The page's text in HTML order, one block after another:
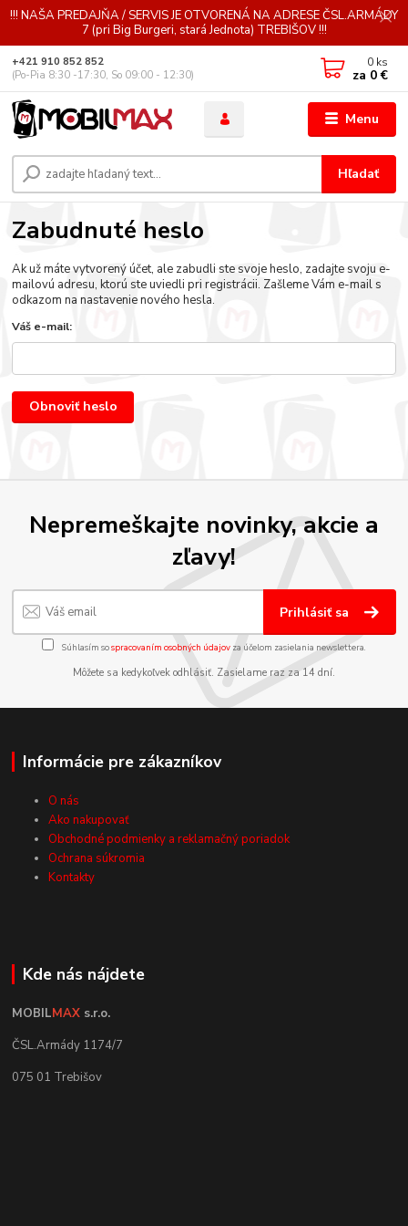
!!! NAŠA PREDAJŇA / SERVIS JE OTVORENÁ NA ADRESE ČSL.ARMÁDY
7 (pri Big Burgeri, stará Jednota) TREBIŠOV !!!
Menu
Hľadať
+421 910 852 852
(Po-Pia 8:30 -17:30, So 09:00 - 12:30)
0 ks
za 0 €
Zabudnuté heslo
Ak už máte vytvorený účet, ale zabudli ste svoje heslo, zadajte svoju e-
mailovú adresu, ktorú ste uviedli pri registrácii. Zašleme Vám e-mail s
odkazom na nastavenie nového hesla.
Váš e-mail:
Obnoviť heslo
Nepremeškajte novinky, akcie a
zľavy!
Prihlásiť sa
Súhlasím sospracovaním osobných údajov za účelom zasielania newslettera.
Môžete sa kedykoľvek odhlásiť. Zasielame raz za 14 dní.
Informácie pre zákazníkov
O nás
Ako nakupovať
Obchodné podmienky a reklamačný poriadok
Ochrana súkromia
Kontakty
Kde nás nájdete
MOBILMAX s.r.o.
ČSL.Armády 1174/7
075 01 Trebišov